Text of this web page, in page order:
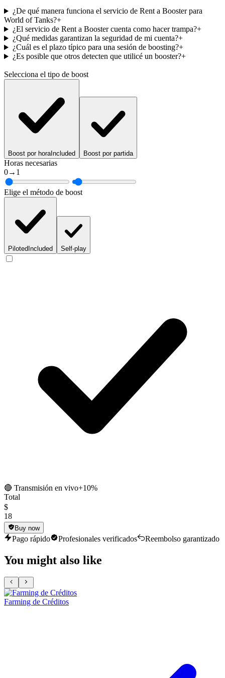
¿De qué manera funciona el servicio de Rent a Booster para
World of Tanks?+
¿El servicio de Rent a Booster cuenta como hacer trampa?+
¿Qué medidas garantizan la seguridad de mi cuenta?+
¿Cuál es el plazo típico para una sesión de boosting?+
¿Es posible que otros detecten que utilicé un booster?+
Selecciona el tipo de boost
Boost por horaIncluded Boost por partida
Horas necesarias
0→ 1
Elige el método de boost
Piloted Included Self-play
🔴 Transmisión en vivo+10%
Total
$
18
Buy now
Pago rápido Profesionales verificados Reembolso garantizado
You might also like
Farming de Créditos